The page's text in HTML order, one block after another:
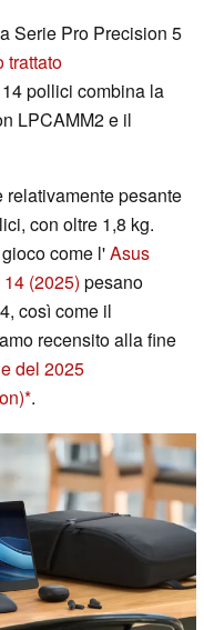
Serie Pro Precision 5
trattato
pollici combina la
LPCAMM2 e il
relativamente pesante
con oltre 1,8 kg.
come l'Asus
(2025) pesano
così come il
recensito alla fine
del 2025
.